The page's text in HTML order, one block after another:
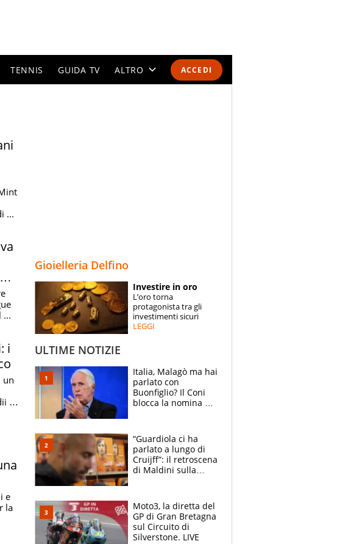
ACCEDI
TENNIS GUIDA TV ALTRO
SPECIALI
ESPERTI
...
...
i
un
e
e
la
Gioielleria Delfino
Investire in oro
L’oro torna
protagonista tra gli
investimenti sicuri
LEGGI
ULTIME NOTIZIE
Italia, Malagò ma hai
parlato con
Buonfiglio? Il Coni
blocca la nomina di
“Guardiola ci ha
parlato a lungo di
Cruijff”: il retroscena
di Maldini sulla
Moto3, la diretta del
GP di Gran Bretagna
sul Circuito di
Silverstone. LIVE